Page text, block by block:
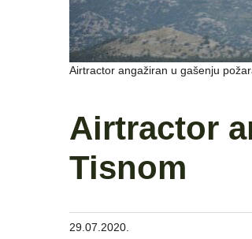
Airtractor angažiran u gašenju
Airtractor
Tisnom
29.07.2020.